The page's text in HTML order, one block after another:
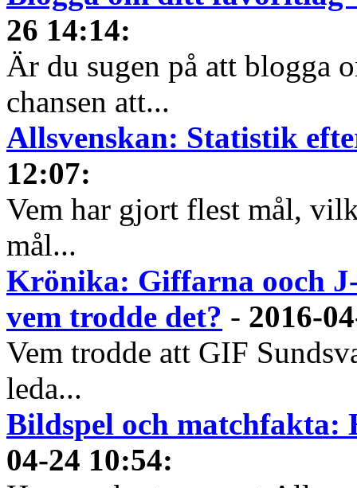
26 14:14:
Är du sugen på att blogga
chansen att...
Allsvenskan: Statistik
12:07:
Vem har gjort flest mål,
mål...
Krönika: Giffarna ooch
vem trodde det? - 2016-
Vem trodde att GIF
leda...
Bildspel och matchfakta:
04-24 10:54: